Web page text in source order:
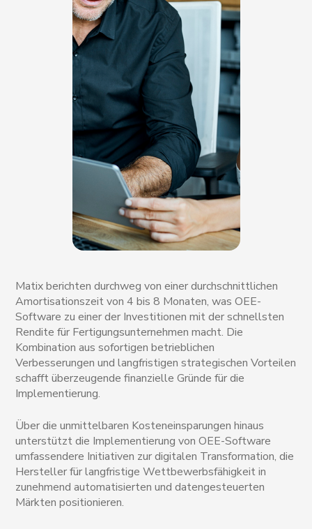
Matix berichten durchweg von einer durchschnittlichen
Amortisationszeit von 4 bis 8 Monaten, was OEE-
Software zu einer der Investitionen mit der schnellsten
Rendite für Fertigungsunternehmen macht. Die
Kombination aus sofortigen betrieblichen
Verbesserungen und langfristigen strategischen Vorteilen
schafft überzeugende finanzielle Gründe für die
Implementierung.
Über die unmittelbaren Kosteneinsparungen hinaus
unterstützt die Implementierung von OEE-Software
umfassendere Initiativen zur digitalen Transformation, die
Hersteller für langfristige Wettbewerbsfähigkeit in
zunehmend automatisierten und datengesteuerten
Märkten positionieren.